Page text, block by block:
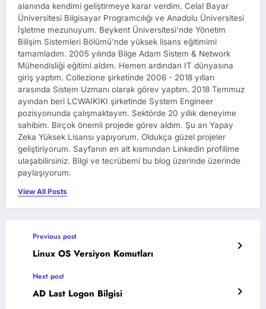
alanında kendimi geliştirmeye karar verdim. Celal Bayar
Üniversitesi Bilgisayar Programcılığı ve Anadolu Üniversitesi
İşletme mezunuyum. Beykent Üniversitesi'nde Yönetim
Bilişim Sistemleri Bölümü'nde yüksek lisans eğitimimi
tamamladım. 2005 yılında Bilge Adam Sistem & Network
Mühendisliği eğitimi aldım. Hemen ardından IT dünyasına
giriş yaptım. Collezione şirketinde 2006 - 2018 yılları
arasında Sistem Uzmanı olarak görev yaptım. 2018 Temmuz
ayından beri LCWAIKIKI şirketinde System Engineer
pozisyonunda çalışmaktayım. Sektörde 20 yıllık deneyime
sahibim. Birçok önemli projede görev aldım. Şu an Yapay
Zeka Yüksek Lisansı yapıyorum. Oldukça güzel projeler
geliştiriyorum. Sayfanın en alt kısmından Linkedin profilime
ulaşabilirsiniz. Bilgi ve tecrübemi bu blog üzerinde üzerinde
paylaşıyorum.
View All Posts
Previous post
Linux OS Versiyon Komutları
Next post
AD Last Logon Bilgisi